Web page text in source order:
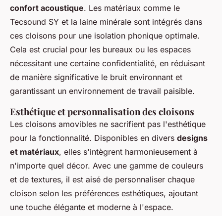
confort acoustique. Les matériaux comme le
Tecsound SY et la laine minérale sont intégrés dans
ces cloisons pour une isolation phonique optimale.
Cela est crucial pour les bureaux ou les espaces
nécessitant une certaine confidentialité, en réduisant
de manière significative le bruit environnant et
garantissant un environnement de travail paisible.
Esthétique et personnalisation des cloisons
Les cloisons amovibles ne sacrifient pas l'esthétique
pour la fonctionnalité. Disponibles en divers designs
et matériaux, elles s'intègrent harmonieusement à
n'importe quel décor. Avec une gamme de couleurs
et de textures, il est aisé de personnaliser chaque
cloison selon les préférences esthétiques, ajoutant
une touche élégante et moderne à l'espace.